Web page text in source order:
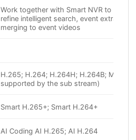
Work together with Smart NVR to
refine intelligent search, event extraction
merging to event videos
H.265; H.264; H.264H; H.264B; MJPEG
supported by the sub stream)
Smart H.265+; Smart H.264+
AI Coding AI H.265; AI H.264